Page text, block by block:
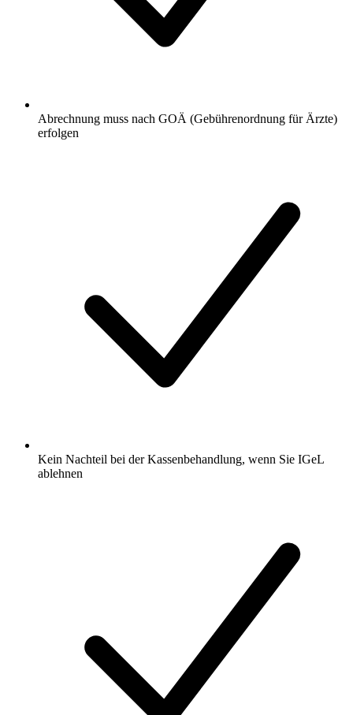
Abrechnung muss nach GOÄ (Gebührenordnung für Ärzte)
erfolgen
Kein Nachteil bei der Kassenbehandlung, wenn Sie IGeL
ablehnen